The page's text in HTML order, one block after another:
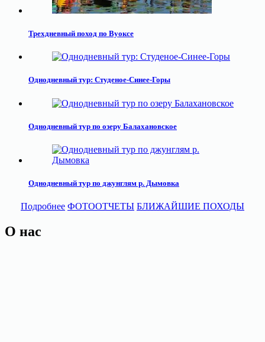
Трехдневный поход по Вуоксе
Однодневный тур: Студеное-Синее-Горы
Однодневный тур по озеру Балахановское
Однодневный тур по джунглям р. Дымовка
Подробнее ФОТООТЧЕТЫ БЛИЖАЙШИЕ ПОХОДЫ
О нас